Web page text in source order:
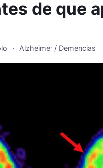
de que
· Alzheimer / Demencias